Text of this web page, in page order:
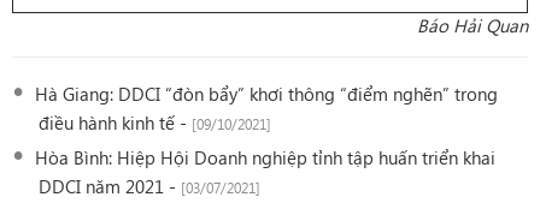
Báo Hải Quan
Hà Giang: DDCI “đòn bẩy” khơi thông “điểm nghẽn” trong
điều hành kinh tế - [09/10/2021]
Hòa Bình: Hiệp Hội Doanh nghiệp tỉnh tập huấn triển khai
DDCI năm 2021 - [03/07/2021]